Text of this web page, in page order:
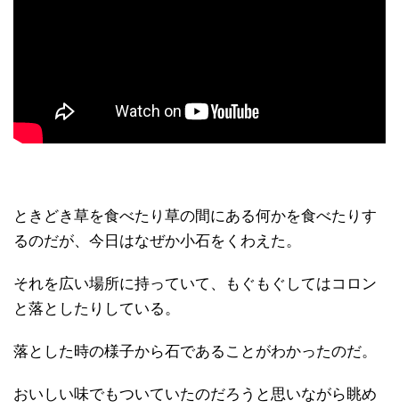
ときどき草を食べたり草の間にある何かを食べたりす
るのだが、今日はなぜか小石をくわえた。
それを広い場所に持っていて、もぐもぐしてはコロン
と落としたりしている。
落とした時の様子から石であることがわかったのだ。
おいしい味でもついていたのだろうと思いながら眺め